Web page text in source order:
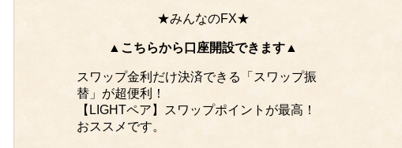
★みんなのFX★
▲こちらから口座開設できます▲
スワップ金利だけ決済できる「スワップ振
替」が超便利！
【LIGHTペア】スワップポイントが最高！
おススメです。